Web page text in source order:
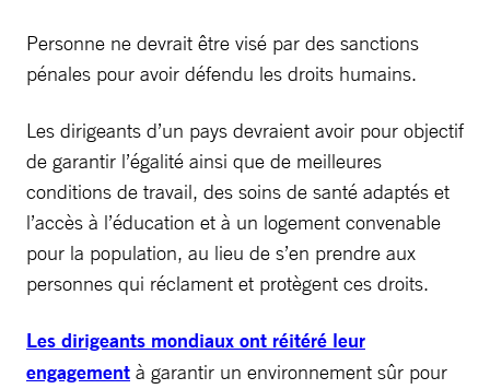
Personne ne devrait être visé par des sanctions
pénales pour avoir défendu les droits humains.
Les dirigeants d’un pays devraient avoir pour objectif
de garantir l’égalité ainsi que de meilleures
conditions de travail, des soins de santé adaptés et
l’accès à l’éducation et à un logement convenable
pour la population, au lieu de s’en prendre aux
personnes qui réclament et protègent ces droits.
Les dirigeants mondiaux ont réitéré leur
engagement à garantir un environnement sûr pour